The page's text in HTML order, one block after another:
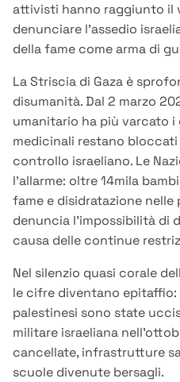
attivisti hanno raggiunto il
denunciare l’assedio
della fame come arma di
La Striscia di Gaza è
disumanità. Dal 2 marzo
umanitario ha più varcato
medicinali restano
controllo israeliano. Le
l’allarme: oltre 14mila
fame e disidratazione nelle
denuncia l’impossibilità di
causa delle continue
Nel silenzio quasi corale
le cifre diventano epitaffio:
palestinesi sono state
militare israeliana
cancellate, infrastrutture
scuole divenute bersagli.